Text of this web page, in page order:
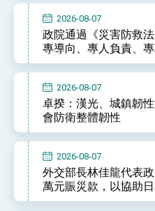
性突破 總統強調
升級 籲請立院
臺美簽署「對等
疊加 我輸美
總統接受「法新
外交部長林佳龍
世界 需要台灣，
外交部長林佳龍
「見證蛻變，分
位轉 型迎向下
明臺美合作三大
領 下一個世代的
外交部長林佳龍
述印太安全局勢
作
外交部長林佳龍
2026-08-07
政院通過《災害防救
專導向、專人負責、
2026-08-07
卓揆：漢光、城鎮韌
會防衛整體韌性
2026-08-07
外交部長林佳龍代表
萬元賑災款，以協助